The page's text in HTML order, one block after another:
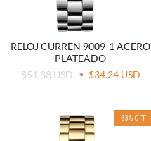
RELOJ CURREN 9009-1 ACERO
PLATEADO
$51.38 USD
$34.24 USD
33% OFF